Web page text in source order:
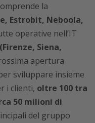
la
Estrobit, Neboola,
operative nell’IT
Siena,
apertura
sviluppare insieme
i clienti, oltre 100 tra
50 milioni di
del gruppo